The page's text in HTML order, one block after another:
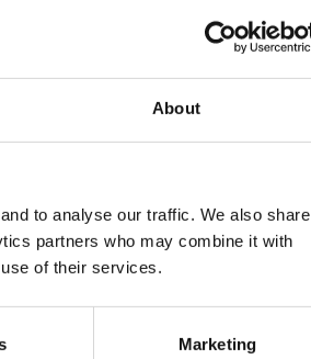
About
to analyse our traffic. We also share
partners who may combine it with
of their services.
Marketing